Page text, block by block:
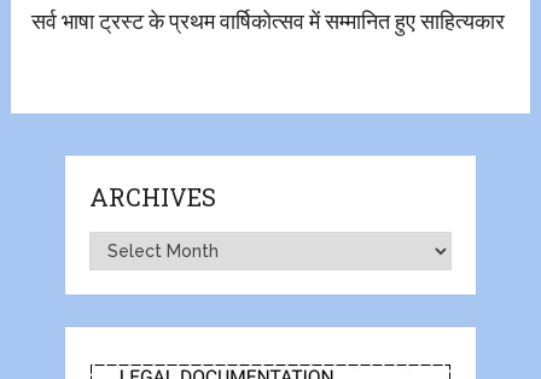
सर्व भाषा ट्रस्ट के प्रथम वार्षिकोत्सव में सम्मानित हुए साहित्यकार
ARCHIVES
Archives